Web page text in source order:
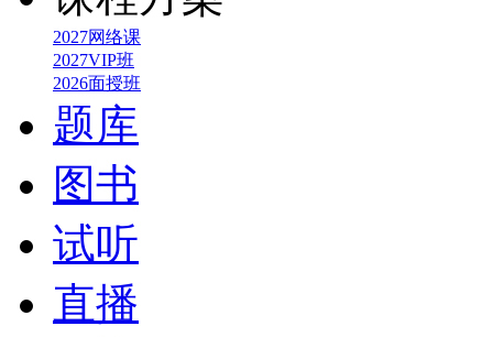
2027网络课
2027VIP班
2026面授班
题库
图书
试听
直播